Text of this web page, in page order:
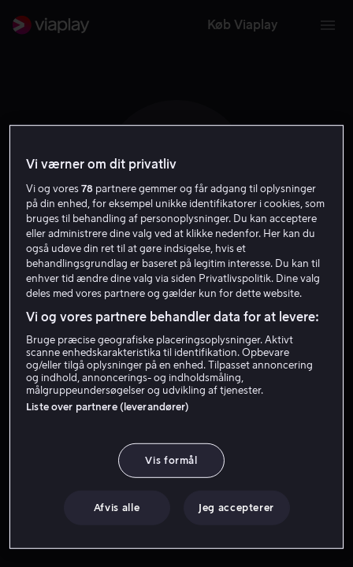
Køb Viaplay
J B
James Bamford
Instruktør Gæst
Vi værner om dit privatliv
Vi og vores78 partnere gemmer og får adgang til oplysninger
på din enhed, for eksempel unikke identifikatorer i cookies, som
bruges til behandling af personoplysninger. Du kan acceptere
eller administrere dine valg ved at klikke nedenfor. Her kan du
også udøve din ret til at gøre indsigelse, hvis et
behandlingsgrundlag er baseret på legitim interesse. Du kan til
enhver tid ændre dine valg via siden Privatlivspolitik. Dine valg
deles med vores partnere og gælder kun for dette website.
Vi og vores partnere behandler data for at levere:
Bruge præcise geografiske placeringsoplysninger. Aktivt
scanne enhedskarakteristika til identifikation. Opbevare
og/eller tilgå oplysninger på en enhed. Tilpasset annoncering
og indhold, annoncerings- og indholdsmåling,
målgruppeundersøgelser og udvikling af tjenester.
Liste over partnere (leverandører)
Vis formål
Afvis alle Jeg accepterer